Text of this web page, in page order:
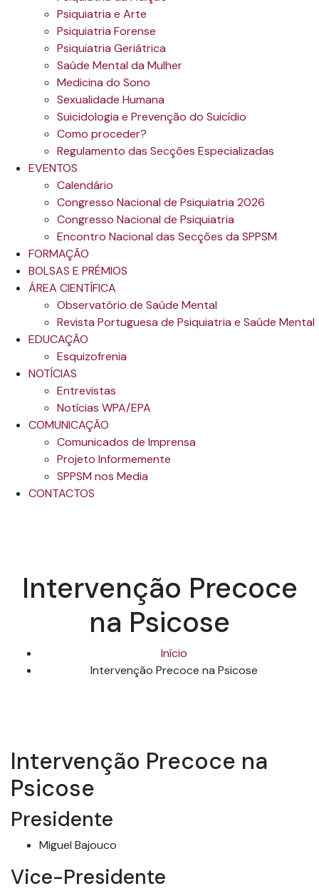
Psiquiatria e Arte
Psiquiatria Forense
Psiquiatria Geriátrica
Saúde Mental da Mulher
Medicina do Sono
Sexualidade Humana
Suicidologia e Prevenção do Suicídio
Como proceder?
Regulamento das Secções Especializadas
EVENTOS
Calendário
Congresso Nacional de Psiquiatria 2026
Congresso Nacional de Psiquiatria
Encontro Nacional das Secções da SPPSM
FORMAÇÃO
BOLSAS E PRÉMIOS
ÁREA CIENTÍFICA
Observatório de Saúde Mental
Revista Portuguesa de Psiquiatria e Saúde Mental
EDUCAÇÃO
Esquizofrenia
NOTÍCIAS
Entrevistas
Notícias WPA/EPA
COMUNICAÇÃO
Comunicados de Imprensa
Projeto Informemente
SPPSM nos Media
CONTACTOS
Intervenção Precoce
na Psicose
Início
Intervenção Precoce na Psicose
Intervenção Precoce na
Psicose
Presidente
Miguel Bajouco
Vice-Presidente